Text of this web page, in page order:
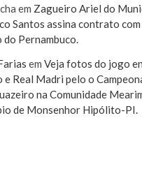
em Zagueiro Ariel do
Santos assina contrato com
do Pernambuco.
em Veja fotos do jogo
e Real Madri pelo o
na Comunidade
de Monsenhor Hipólito-PI.